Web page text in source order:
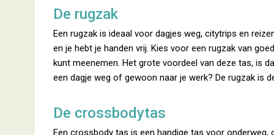
De rugzak
Een rugzak is ideaal voor dagjes weg, citytrips en
en je hebt je handen vrij. Kies voor een rugzak van
kunt meenemen. Het grote voordeel van deze tas, is
een dagje weg of gewoon naar je werk? De rugzak is
De crossbodytas
Een crossbody tas is een handige tas voor